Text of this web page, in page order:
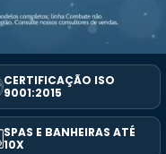
CERTIFICAÇÃO ISO
9001:2015
SPAS E BANHEIRAS ATÉ
10X